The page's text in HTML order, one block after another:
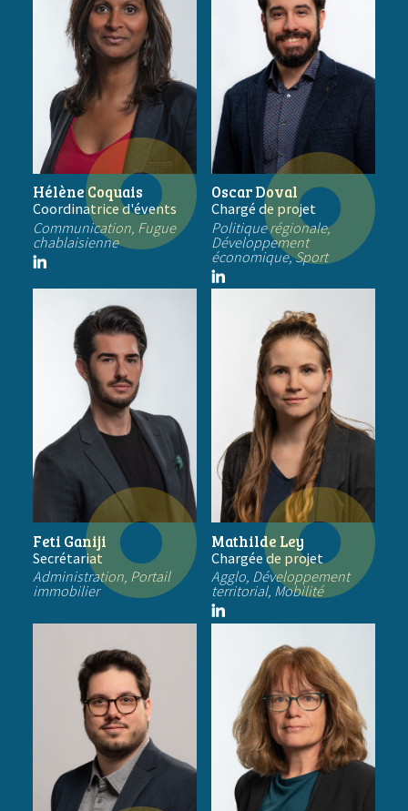
Hélène Coquais
Coordinatrice d'évents
Communication, Fugue
chablaisienne
Oscar Doval
Chargé de projet
Politique régionale,
Développement
économique, Sport
Feti Ganiji
Secrétariat
Administration, Portail
immobilier
Mathilde Ley
Chargée de projet
Agglo, Développement
territorial, Mobilité